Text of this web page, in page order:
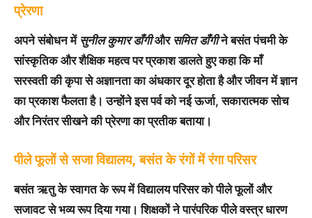
प्रेरणा
अपने संबोधन में सुनील कुमार डाँगीऔर समित डाँगीने बसंत पंचमी के
सांस्कृतिक और शैक्षिक महत्व पर प्रकाश डालते हुए कहा कि माँ
सरस्वती की कृपा से अज्ञानता का अंधकार दूर होता है और जीवन में ज्ञान
का प्रकाश फैलता है। उन्होंने इस पर्व को नई ऊर्जा, सकारात्मक सोच
और निरंतर सीखने की प्रेरणा का प्रतीक बताया।
पीले फूलों से सजा विद्यालय, बसंत के रंगों में रंगा परिसर
बसंत ऋतु के स्वागत के रूप में विद्यालय परिसर को पीले फूलों और
सजावट से भव्य रूप दिया गया। शिक्षकों ने पारंपरिक पीले वस्त्र धारण